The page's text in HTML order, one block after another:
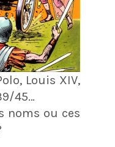
Louis XIV,
45…
noms ou ces